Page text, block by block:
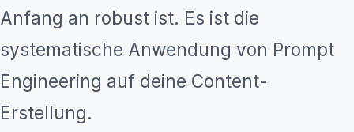
Anfang an robust ist. Es ist die
systematische Anwendung von Prompt
Engineering auf deine Content-
Erstellung.